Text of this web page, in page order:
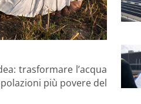
trasformare l’acqua
più povere del